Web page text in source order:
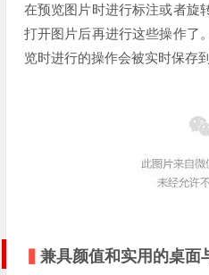
在预览图片时进行标注或者旋
打开图片后再进行这些操作了
览时进行的操作会被实时保存
兼具颜值和实用的桌面